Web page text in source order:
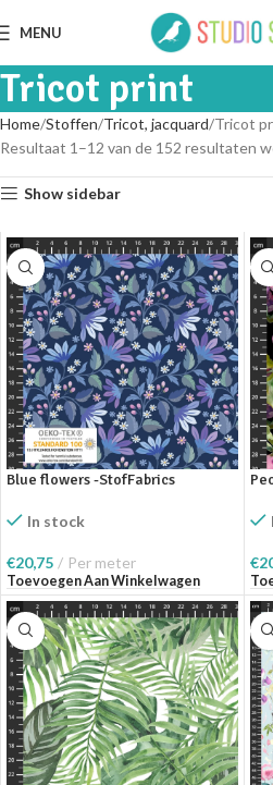
MENU
Tricot print
Home Stoffen Tricot, jacquard Tricot
Resultaat 1–12 van de 152 resultaten
Show sidebar
Blue flowers -StofFabrics
In stock
€20,75 Per meter
Toevoegen Aan Winkelwagen
€